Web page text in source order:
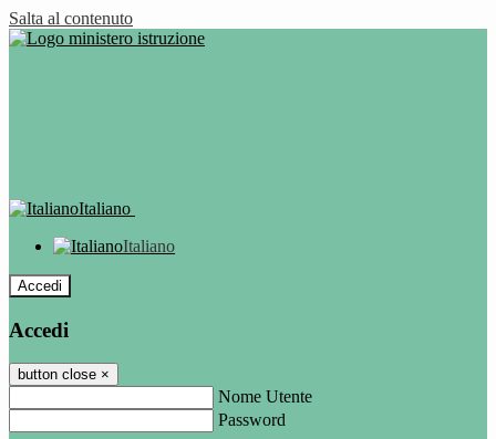
Salta al contenuto
Italiano
Italiano
Accedi
Accedi
button close ×
Nome Utente
Password